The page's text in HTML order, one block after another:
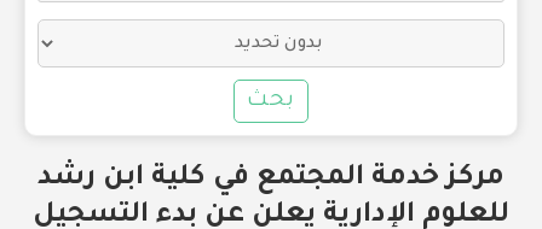
بحث
مركز خدمة المجتمع في كلية ابن رشد
للعلوم الإدارية يعلن عن بدء التسجيل